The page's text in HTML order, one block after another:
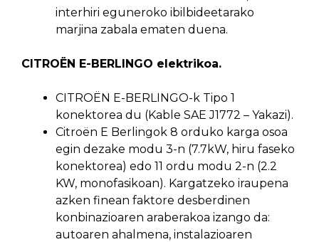
interhiri eguneroko ibilbideetarako
marjina zabala ematen duena.
CITROËN E-BERLINGO elektrikoa.
CITROËN E-BERLINGO-k Tipo 1
konektorea du (Kable SAE J1772 – Yakazi).
Citroën E Berlingok 8 orduko karga osoa
egin dezake modu 3-n (7.7kW, hiru faseko
konektorea) edo 11 ordu modu 2-n (2.2
KW, monofasikoan). Kargatzeko iraupena
azken finean faktore desberdinen
konbinazioaren araberakoa izango da:
autoaren ahalmena, instalazioaren